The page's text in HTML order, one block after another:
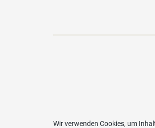
Wir verwenden Cookies, um